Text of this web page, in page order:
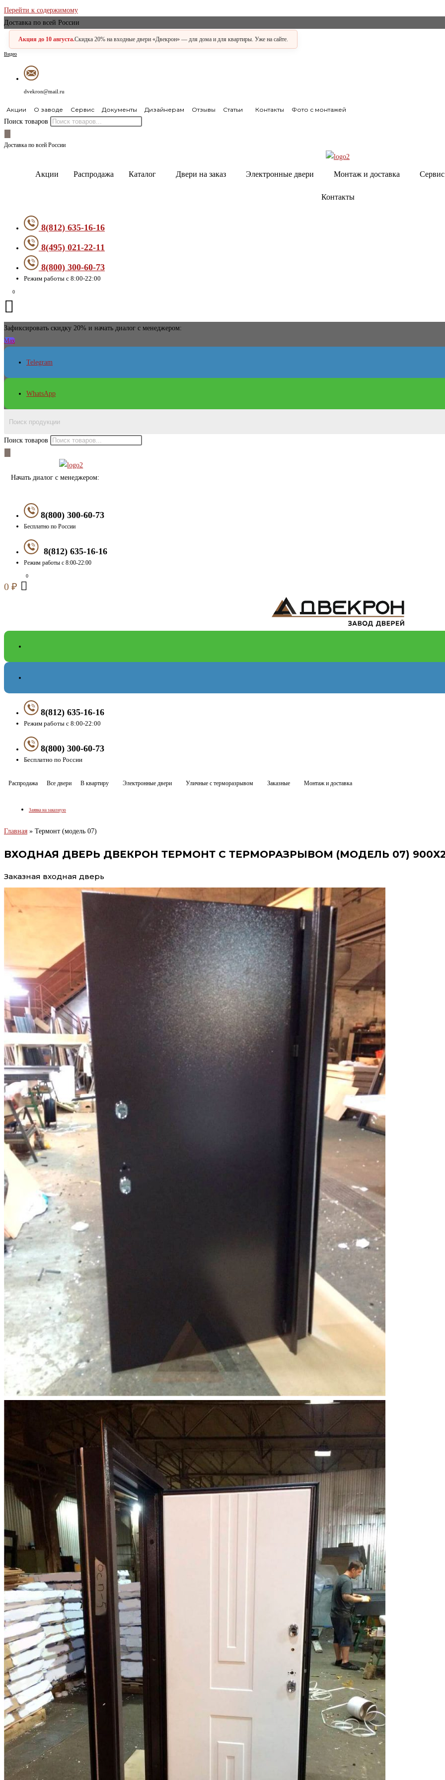
Перейти к содержимому
Доставка по всей России
Акция до 10 августа.Скидка 20% на входные двери «Двекрон» — для дома и для квартиры. Уже на сайте.
Видео
dvekron@mail.ru
Акции О заводе Сервис Документы Дизайнерам Отзывы Статьи Контакты
Фото с монтажей
Поиск товаров
Доставка по всей России
Акции Распродажа Каталог Двери на заказ Электронные двери Монтаж и доставка Сервис
Контакты
8(812) 635-16-16
8(495) 021-22-11
8(800) 300-60-73
Режим работы с 8:00-22:00
Зафиксировать скидку 20% и начать диалог с менеджером:
Max
Telegram
WhatsApp
Поиск товаров
Начать диалог с менеджером:
8(800) 300-60-73
Бесплатно по России
8(812) 635-16-16
Режим работы с 8:00-22:00
0 ₽
8(812) 635-16-16
Режим работы с 8:00-22:00
8(800) 300-60-73
Бесплатно по России
Распродажа Все двери В квартиру Электронные двери Уличные с терморазрывом Заказные Монтаж и доставка
Заявка на заказную
Главная » Термонт (модель 07)
ВХОДНАЯ ДВЕРЬ ДВЕКРОН ТЕРМОНТ С ТЕРМОРАЗРЫВОМ (МОДЕЛЬ 07)
Заказная входная дверь